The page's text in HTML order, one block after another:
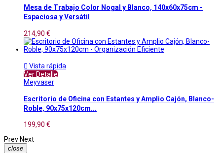
Mesa de Trabajo Color Nogal y Blanco, 140x60x75cm -
Espaciosa y Versátil
214,90 €
 Vista rápida
Ver Detalle
Meyvaser
Escritorio de Oficina con Estantes y Amplio Cajón, Blanco-
Roble, 90x75x120cm...
199,90 €
Prev Next
close